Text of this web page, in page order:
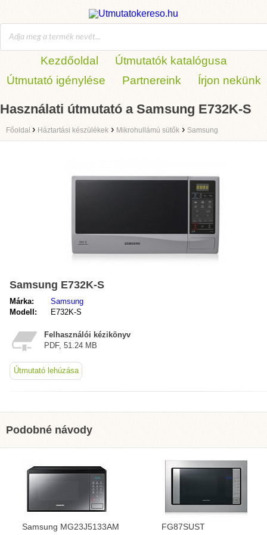
Kezdőoldal
Útmutatók katalógusa
Útmutató igénylése
Partnereink Írjon nekünk
Használati útmutató a Samsung E732K-S
Főoldal › Háztartási készülékek › Mikrohullámú sütők › Samsung
Samsung E732K-S
Márka:
Samsung
Modell:
E732K-S
Felhasználói kézikönyv
PDF, 51.24 MB
Útmutató lehúzása
Podobné návody
Samsung MG23J5133AM FG87SUST